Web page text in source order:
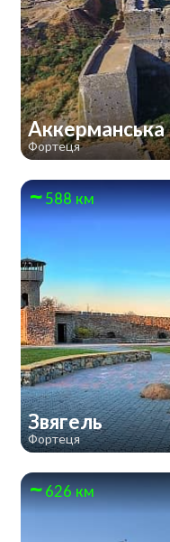
Аккерманська
Фортеця
588 км
Звягель
Фортеця
626 км